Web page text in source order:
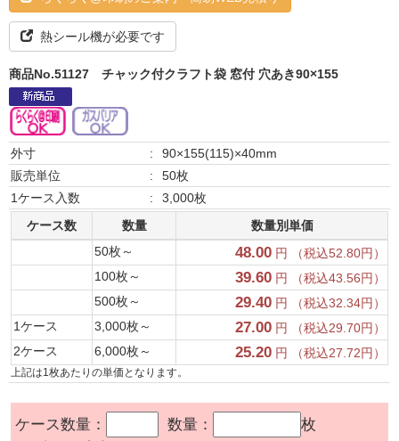
熱シール機が必要です
商品No.51127 チャック付クラフト袋 窓付 穴あき90×155
外寸 :
90×155(115)×40mm
販売単位
:
50枚
1ケース入数
:
3,000枚
ケース数
数量
数量別単価
50枚～
48.00 円 （税込52.80円）
100枚～
39.60 円 （税込43.56円）
500枚～
29.40 円 （税込32.34円）
1ケース
3,000枚～ 27.00 円 （税込29.70円）
2ケース
6,000枚～ 25.20 円 （税込27.72円）
上記は1枚あたりの単価となります。
ケース数量： 数量： 枚